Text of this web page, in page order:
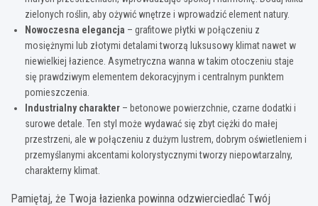
zielonych roślin, aby ożywić wnętrze i wprowadzić element natury.
Nowoczesna elegancja – grafitowe płytki w połączeniu z
mosiężnymi lub złotymi detalami tworzą luksusowy klimat nawet w
niewielkiej łazience. Asymetryczna wanna w takim otoczeniu staje
się prawdziwym elementem dekoracyjnym i centralnym punktem
pomieszczenia.
Industrialny charakter – betonowe powierzchnie, czarne dodatki i
surowe detale. Ten styl może wydawać się zbyt ciężki do małej
przestrzeni, ale w połączeniu z dużym lustrem, dobrym oświetleniem i
przemyślanymi akcentami kolorystycznymi tworzy niepowtarzalny,
charakterny klimat.
Pamiętaj, że Twoja łazienka powinna odzwierciedlać Twój